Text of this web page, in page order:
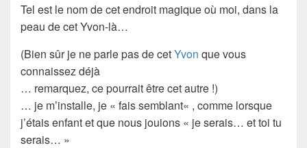
Tel est le nom de cetendroit magiqueoù moi, dans la
peau de cet Yvon-là…
(Bien sûr je ne parle pas de cetYvon que vous
connaissez déjà
… remarquez, ce pourrait être cet autre !)
… je m’installe, je « fais semblant« , comme lorsque
j’étais enfant et que nous jouions « je serais… et toi tu
serais… »